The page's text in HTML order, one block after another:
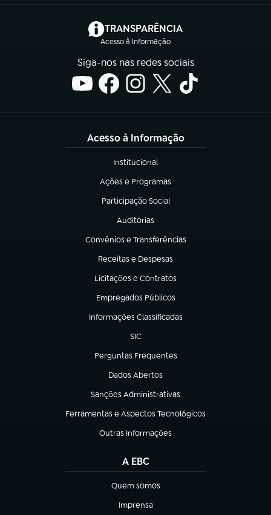
TRANSPARÊNCIA
Acesso à Informação
(abre em nova aba)
Siga-nos nas redes sociais
Acesso à Informação
Institucional
(abre em nova aba)
Ações e Programas
(abre em nova aba)
Participação Social
(abre em nova aba)
Auditorias
(abre em nova aba)
Convênios e Transferências
(abre em nova aba)
Receitas e Despesas
(abre em nova aba)
Licitações e Contratos
(abre em nova aba)
Empregados Públicos
(abre em nova aba)
Informações Classificadas
(abre em nova aba)
SIC
(abre em nova aba)
Perguntas Frequentes
(abre em nova aba)
Dados Abertos
(abre em nova aba)
Sanções Administrativas
(abre em nova aba)
Ferramentas e Aspectos Tecnológicos
(abre em nova aba)
Outras Informações
(abre em nova aba)
A EBC
Quem somos
(abre em nova aba)
Imprensa
(abre em nova aba)